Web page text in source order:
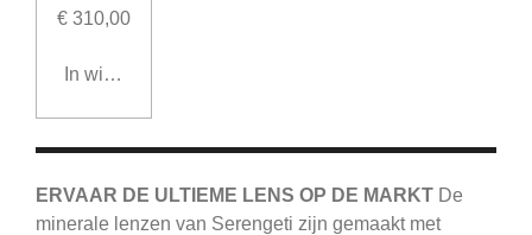
€ 310,00
In winkelwagen
ERVAAR DE ULTIEME LENS OP DE MARKT De
minerale lenzen van Serengeti zijn gemaakt met